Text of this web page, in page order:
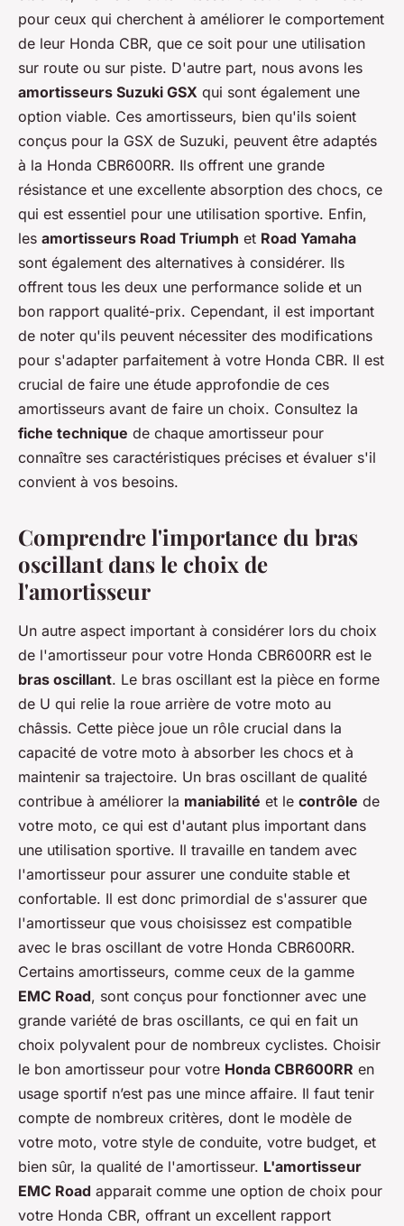
pour ceux qui cherchent à améliorer le comportement
de leur Honda CBR, que ce soit pour une utilisation
sur route ou sur piste. D'autre part, nous avons les
amortisseurs Suzuki GSX qui sont également une
option viable. Ces amortisseurs, bien qu'ils soient
conçus pour la GSX de Suzuki, peuvent être adaptés
à la Honda CBR600RR. Ils offrent une grande
résistance et une excellente absorption des chocs, ce
qui est essentiel pour une utilisation sportive. Enfin,
les amortisseurs Road Triumph et Road Yamaha
sont également des alternatives à considérer. Ils
offrent tous les deux une performance solide et un
bon rapport qualité-prix. Cependant, il est important
de noter qu'ils peuvent nécessiter des modifications
pour s'adapter parfaitement à votre Honda CBR. Il est
crucial de faire une étude approfondie de ces
amortisseurs avant de faire un choix. Consultez la
fiche technique de chaque amortisseur pour
connaître ses caractéristiques précises et évaluer s'il
convient à vos besoins.
Comprendre l'importance du bras
oscillant dans le choix de
l'amortisseur
Un autre aspect important à considérer lors du choix
de l'amortisseur pour votre Honda CBR600RR est le
bras oscillant. Le bras oscillant est la pièce en forme
de U qui relie la roue arrière de votre moto au
châssis. Cette pièce joue un rôle crucial dans la
capacité de votre moto à absorber les chocs et à
maintenir sa trajectoire. Un bras oscillant de qualité
contribue à améliorer la maniabilité et le contrôle de
votre moto, ce qui est d'autant plus important dans
une utilisation sportive. Il travaille en tandem avec
l'amortisseur pour assurer une conduite stable et
confortable. Il est donc primordial de s'assurer que
l'amortisseur que vous choisissez est compatible
avec le bras oscillant de votre Honda CBR600RR.
Certains amortisseurs, comme ceux de la gamme
EMC Road, sont conçus pour fonctionner avec une
grande variété de bras oscillants, ce qui en fait un
choix polyvalent pour de nombreux cyclistes. Choisir
le bon amortisseur pour votre Honda CBR600RR en
usage sportif n’est pas une mince affaire. Il faut tenir
compte de nombreux critères, dont le modèle de
votre moto, votre style de conduite, votre budget, et
bien sûr, la qualité de l'amortisseur. L'amortisseur
EMC Road apparait comme une option de choix pour
votre Honda CBR, offrant un excellent rapport